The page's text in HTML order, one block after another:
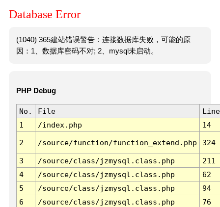
Database Error
(1040) 365建站错误警告：连接数据库失败，可能的原
因：1、数据库密码不对; 2、mysql未启动。
PHP Debug
No. File
Line
1
/index.php 14
2 /source/function/function_extend.php 324
3 /source/class/jzmysql.class.php
211
4
/source/class/jzmysql.class.php
62
5
/source/class/jzmysql.class.php
94
6
/source/class/jzmysql.class.php 76